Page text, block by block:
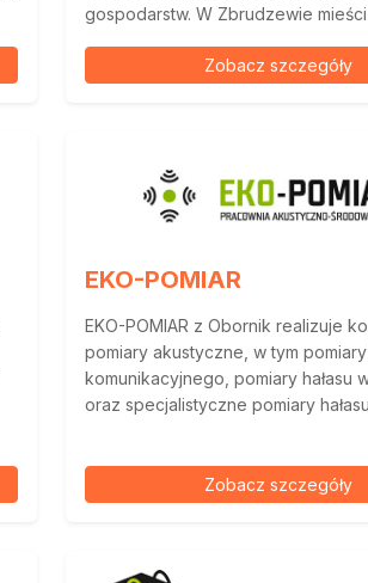
gospodarstw. W Zbrudzewie mieści
Zobacz szczegóły
EKO-POMIAR
EKO-POMIAR z Obornik realizuje
pomiary akustyczne, w tym pomiary
komunikacyjnego, pomiary hałasu
oraz specjalistyczne pomiary
Zobacz szczegóły